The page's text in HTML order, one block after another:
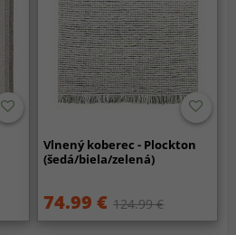
Vlnený koberec - Plockton
(šedá/biela/zelená)
74.99 € 124.99 €